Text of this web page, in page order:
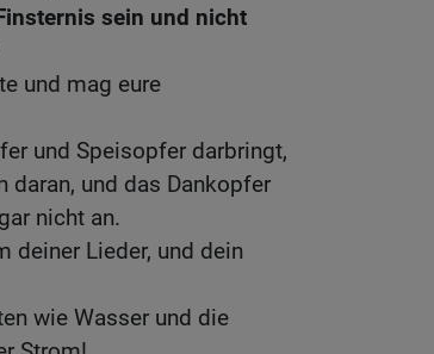
sein und nicht
und mag eure
und Speisopfer darbringt,
daran, und das Dankopfer
nicht an.
deiner Lieder, und dein
wie Wasser und die